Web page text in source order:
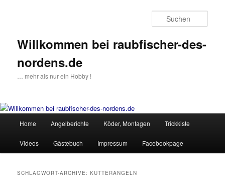
Willkommen bei raubfischer-des-
nordens.de
… mehr als nur ein Hobby !
Zum
Inhalt
Zum
sekundären
Home Angelberichte Köder, Montagen Trickkiste
Videos Gästebuch Impressum Facebookpage
SCHLAGWORT-ARCHIVE:KUTTERANGELN